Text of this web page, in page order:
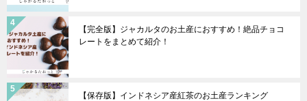
【完全版】ジャカルタのお土産におすすめ！絶品チョコ
レートをまとめて紹介！
【保存版】インドネシア産紅茶のお土産ランキング